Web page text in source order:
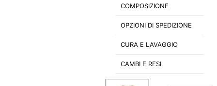
COMPOSIZIONE
OPZIONI DI SPEDIZIONE
CURA E LAVAGGIO
CAMBI E RESI